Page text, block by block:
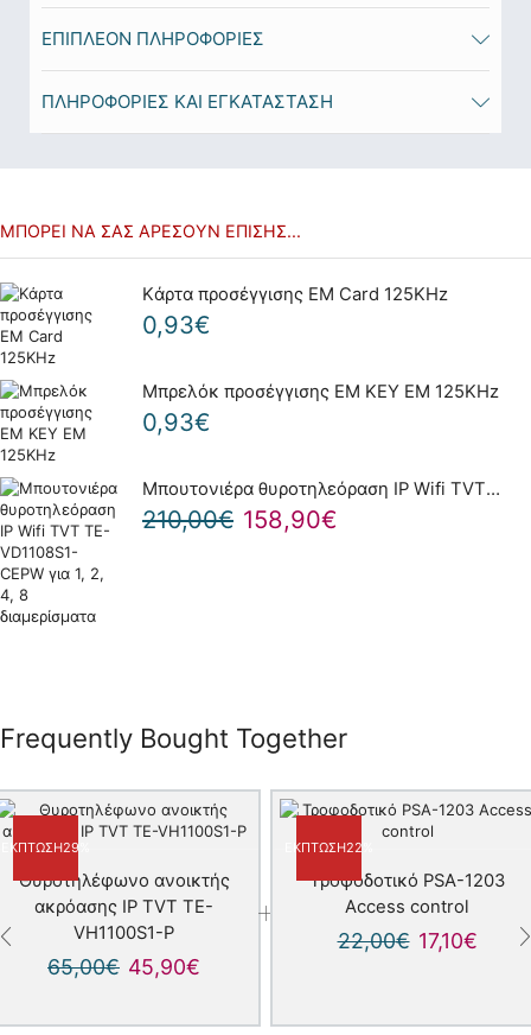
ΕΠΙΠΛΈΟΝ ΠΛΗΡΟΦΟΡΊΕΣ
ΠΛΗΡΟΦΟΡΙΕΣ ΚΑΙ ΕΓΚΑΤΑΣΤΑΣΗ
ΜΠΟΡΕΊ ΝΑ ΣΑΣ ΑΡΈΣΟΥΝ ΕΠΊΣΗΣ...
Kάρτα προσέγγισης EM Card 125KHz
0,93€
Μπρελόκ προσέγγισης EM KEY EM 125KHz
0,93€
Μπουτονιέρα θυροτηλεόραση IP Wifi TVT TE-VD1108S1-CEPW για 1, 2, 4, 8 διαμερίσματα
210,00€ 158,90€
Frequently Bought Together
ΈΚΠΤΩΣΗ29%
Θυροτηλέφωνο ανοικτής
ακρόασης IP TVT TE-
VH1100S1-P
65,00€ 45,90€
ΈΚΠΤΩΣΗ22%
Τροφοδοτικό PSA-1203
Αccess control
22,00€ 17,10€